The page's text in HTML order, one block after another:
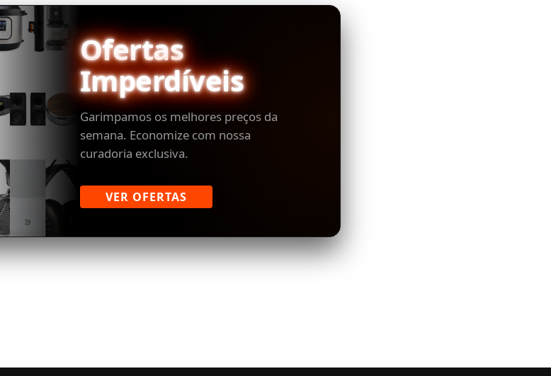
Ofertas
Imperdíveis
Garimpamos os melhores preços da
semana. Economize com nossa
curadoria exclusiva.
VER OFERTAS